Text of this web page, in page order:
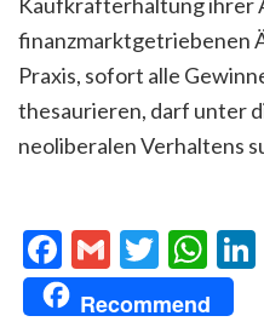
finanzmarktgetriebenen
Praxis, sofort alle
thesaurieren, darf unter
neoliberalen Verhaltens
Facebook
Gmail
Recommend